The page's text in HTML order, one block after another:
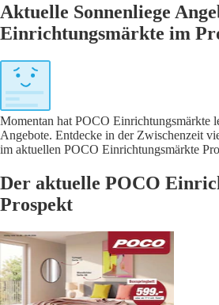
Aktuelle Sonnenliege
Einrichtungsmärkte im
Momentan hat POCO Einrichtungsmärkte
Angebote. Entdecke in der Zwischenzeit
im aktuellen POCO Einrichtungsmärkte
Der aktuelle POCO
Prospekt